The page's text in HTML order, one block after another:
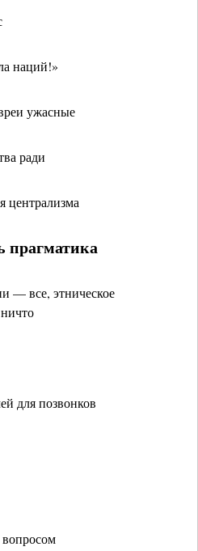
наций!»
ужасные
ради
централизма
прагматика
— все, этническое
для позвонков